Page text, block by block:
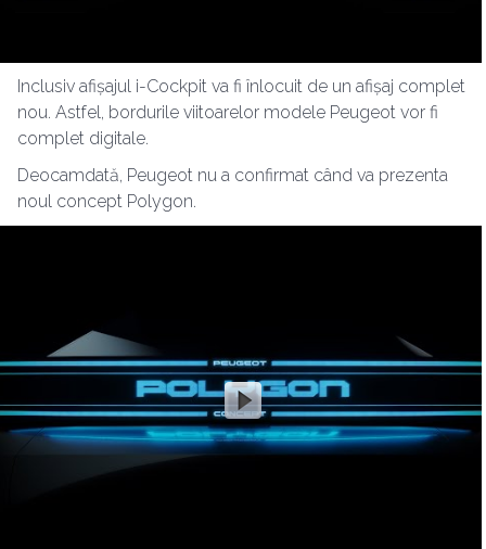
Inclusiv afișajul i-Cockpit va fi înlocuit de un afișaj complet
nou. Astfel, bordurile viitoarelor modele Peugeot vor fi
complet digitale.
Deocamdată, Peugeot nu a confirmat când va prezenta
noul concept Polygon.